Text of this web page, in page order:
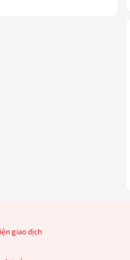
giao dịch